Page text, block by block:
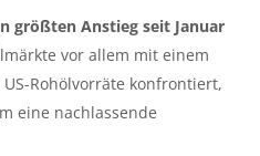
größten Anstieg seit Januar
vor allem mit einem
Rohölvorräte konfrontiert,
eine nachlassende